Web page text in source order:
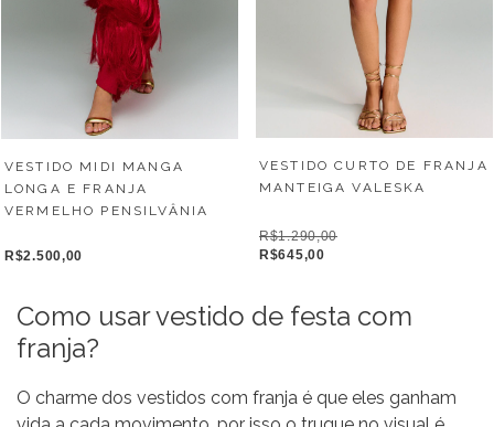
VESTIDO MIDI MANGA
LONGA E FRANJA
VERMELHO PENSILVÂNIA
R$2.500,00
VESTIDO CURTO DE FRANJA
MANTEIGA VALESKA
R$1.290,00
R$645,00
Como usar vestido de festa com
franja?
O charme dos vestidos com franja é que eles ganham